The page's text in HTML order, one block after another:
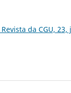
da CGU,